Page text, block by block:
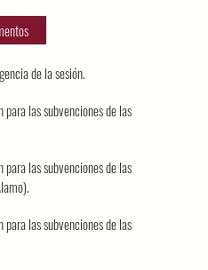
de la sesión.
las subvenciones de las
las subvenciones de las
las subvenciones de las